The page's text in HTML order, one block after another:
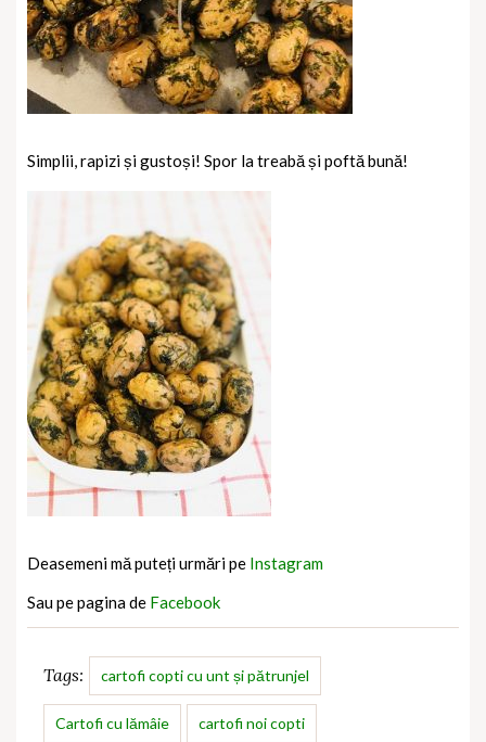
Simplii, rapizi și gustoși! Spor la treabă și poftă bună!
Deasemeni mă puteți urmări pe Instagram
Sau pe pagina de Facebook
Tags: cartofi copti cu unt și pătrunjel
Cartofi cu lămâie cartofi noi copti